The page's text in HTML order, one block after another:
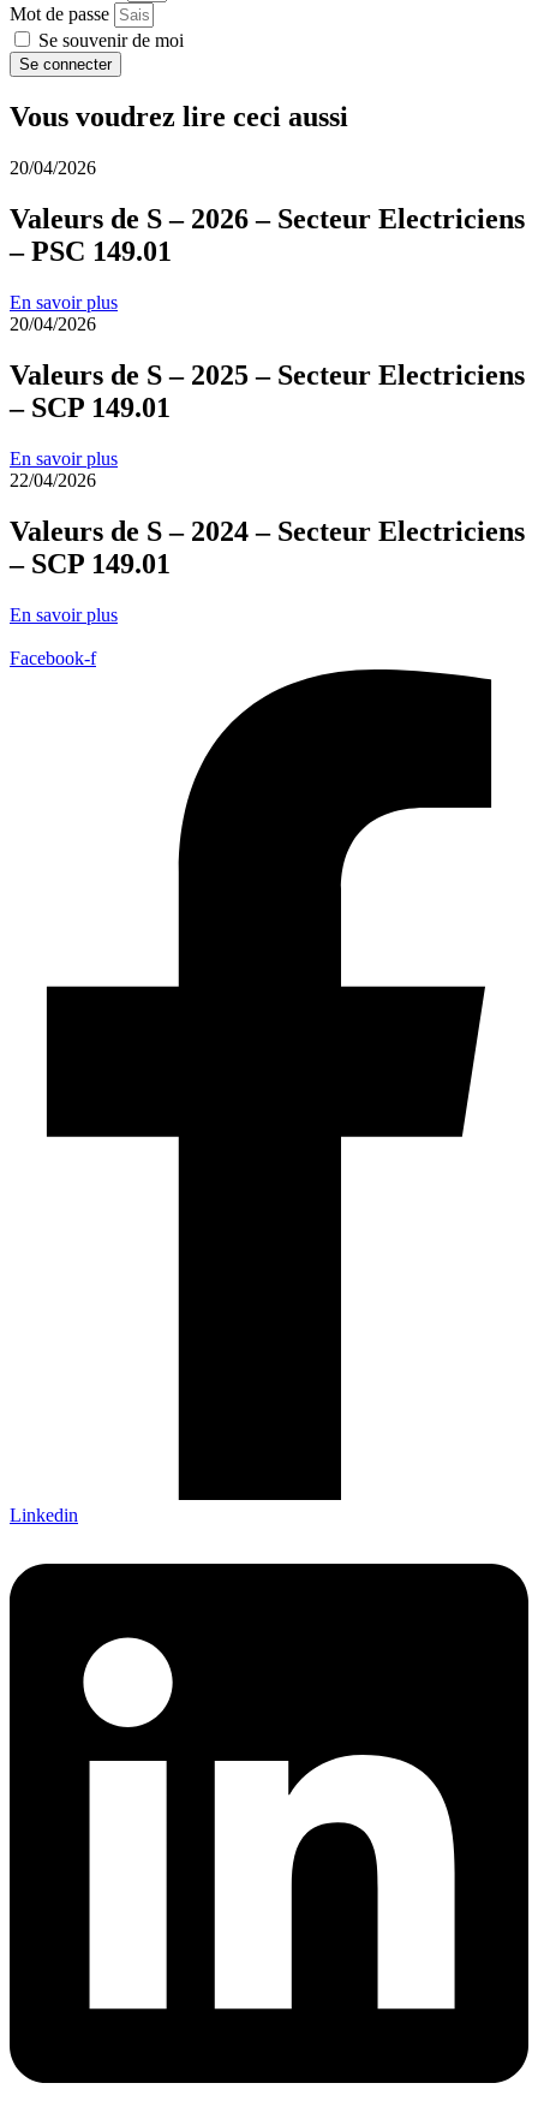
Mot de passe
Se souvenir de moi
Se connecter
Vous voudrez lire ceci aussi
20/04/2026
Valeurs de S – 2026 – Secteur Electriciens
– PSC 149.01
En savoir plus
20/04/2026
Valeurs de S – 2025 – Secteur Electriciens
– SCP 149.01
En savoir plus
22/04/2026
Valeurs de S – 2024 – Secteur Electriciens
– SCP 149.01
En savoir plus
Facebook-f
Linkedin